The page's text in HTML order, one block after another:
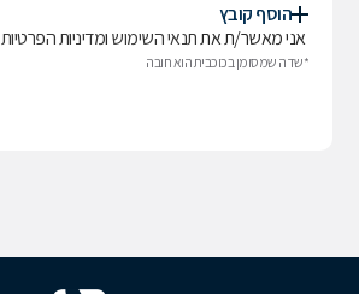
הוסף קובץ
אני מאשר/ת אתתנאי השימושומדיניות הפרטיות
*שדה שמסומן בכוכבית הוא חובה